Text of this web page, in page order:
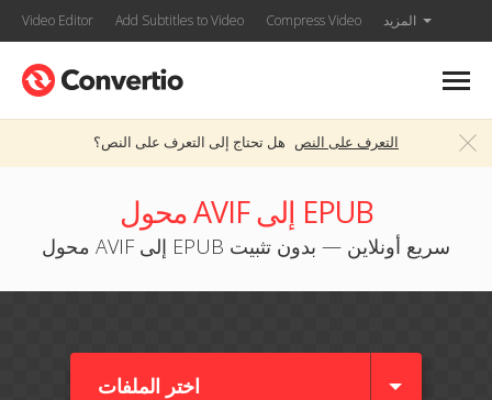
Video Editor Add Subtitles to Video Compress Video المزيد
هل تحتاج إلى التعرف على النص؟ التعرف على النص
محول AVIF إلى EPUB
محول AVIF إلى EPUB سريع أونلاين — بدون تثبيت
اختر الملفات